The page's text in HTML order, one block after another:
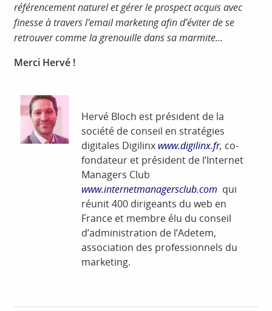
référencement naturelet gérer le prospect acquis avec
finesse à travers l'email marketing afin d’éviter de se
retrouver comme la grenouille dans sa marmite…
Merci Hervé !
Hervé Bloch est président de la
société de conseil en stratégies
digitales Digilinx www.digilinx.fr, co-
fondateur et président de l’Internet
Managers Club
www.internetmanagersclub.com qui
réunit 400 dirigeants du web en
France et membre élu du conseil
d’administration de l’Adetem,
association des professionnels du
marketing.